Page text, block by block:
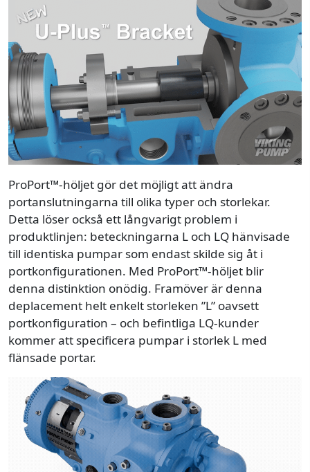
ProPort™-höljet gör det möjligt att ändra
portanslutningarna till olika typer och storlekar.
Detta löser också ett långvarigt problem i
produktlinjen: beteckningarna L och LQ hänvisade
till identiska pumpar som endast skilde sig åt i
portkonfigurationen. Med ProPort™-höljet blir
denna distinktion onödig. Framöver är denna
deplacement helt enkelt storleken ”L” oavsett
portkonfiguration – och befintliga LQ-kunder
kommer att specificera pumpar i storlek L med
flänsade portar.